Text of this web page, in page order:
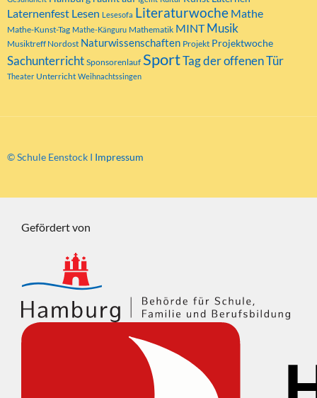
Laternenfest Lesen Lesesofa Literaturwoche Mathe
Mathe-Kunst-Tag Mathe-Känguru Mathematik MINT Musik
Musiktreff Nordost Naturwissenschaften Projekt Projektwoche
Sachunterricht Sponsorenlauf SportTag der offenen Tür
Theater Unterricht Weihnachtssingen
© Schule Eenstock I Impressum
Gefördert von